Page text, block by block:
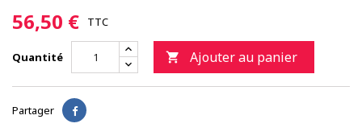
56,50 € TTC
Quantité  Ajouter au panier
Partager